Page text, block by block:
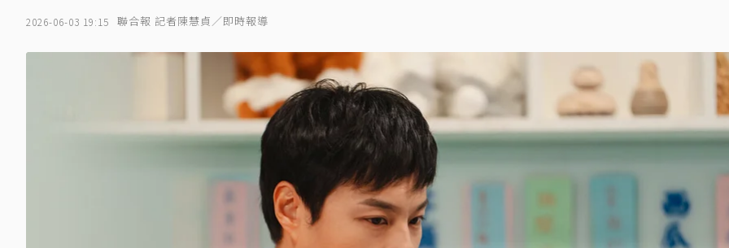
2026-06-03 19:15 聯合報 記者陳慧貞／即時報導